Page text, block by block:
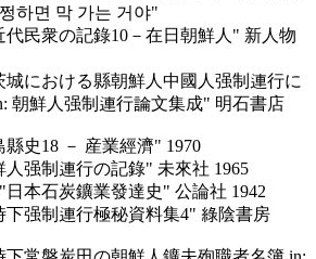
하면 막 가는 거야"
代民衆の記錄10－在日朝鮮人" 新人物
城における縣朝鮮人中國人强制連行に
朝鮮人强制連行論文集成" 明石書店
縣史18 － 産業經濟" 1970
人强制連行の記錄" 未來社 1965
日本石炭鑛業發達史" 公論社 1942
下强制連行極秘資料集4" 綠陰書房